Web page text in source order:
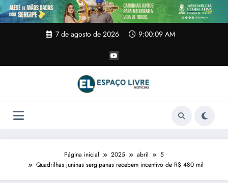
Pular
para
o
7 de agosto de 2026 9:00:10 AM
Página inicial 2025 abril
5
Quadrilhas juninas sergipanas recebem incentivo de R$ 480 mil